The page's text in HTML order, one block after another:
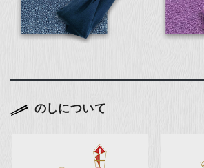
のしについて